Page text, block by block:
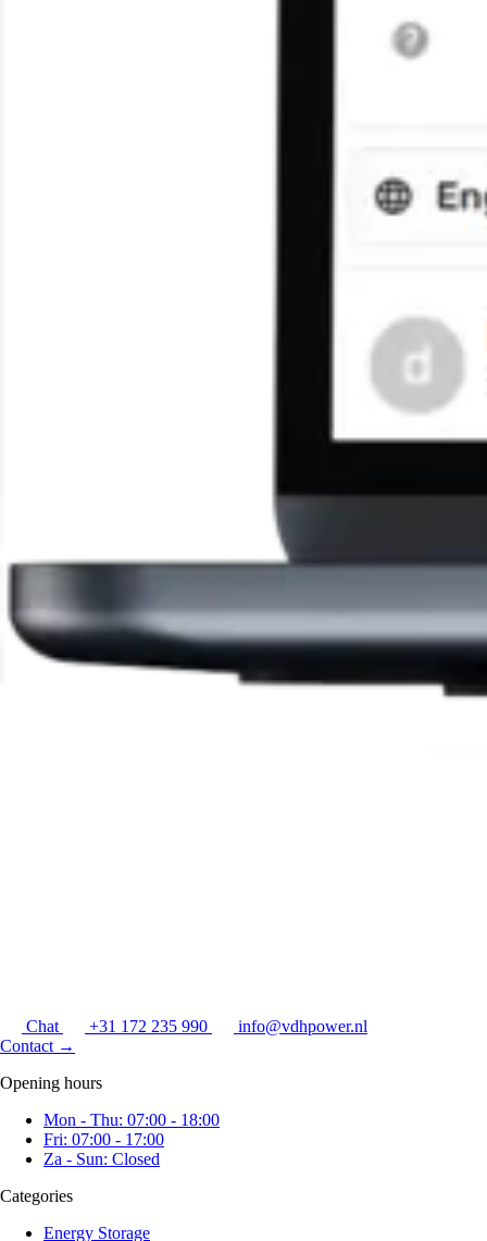
Chat +31 172 235 990
info@vdhpower.nl
Contact →
Opening hours
Mon - Thu: 07:00 - 18:00
Fri: 07:00 - 17:00
Za - Sun: Closed
Categories
Energy Storage